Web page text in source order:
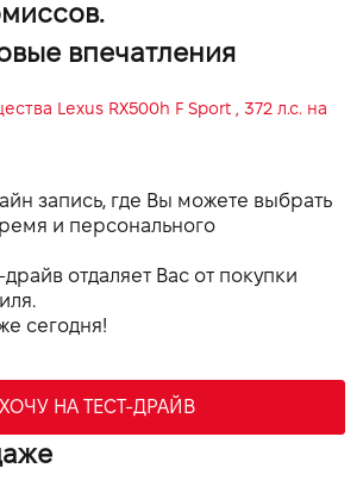
предупреждение о
детских сидений ISOFIX на
безключевого доступа Smart
дверей
предупреждения о снижении давления
впечатления
Lexus RX500h F Sport , 372 л.с. на
запись, где Вы можете выбрать
и персонального
отдаляет Вас от покупки
сегодня!
ХОЧУ НА ТЕСТ-ДРАЙВ